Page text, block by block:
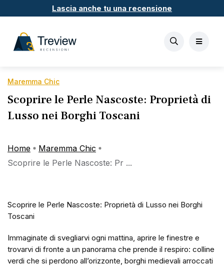
Lascia anche tu una recensione
Maremma Chic
Scoprire le Perle Nascoste: Proprietà di
Lusso nei Borghi Toscani
Home
Maremma Chic
Scoprire le Perle Nascoste: Pr ...
Scoprire le Perle Nascoste: Proprietà di Lusso nei Borghi
Toscani
Immaginate di svegliarvi ogni mattina, aprire le finestre e
trovarvi di fronte a un panorama che prende il respiro: colline
verdi che si perdono all’orizzonte, borghi medievali arroccati